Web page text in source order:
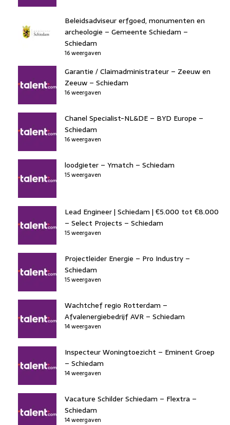
Beleidsadviseur erfgoed, monumenten en
archeologie – Gemeente Schiedam –
Schiedam
16 weergaven
Garantie / Claimadministrateur – Zeeuw en
Zeeuw – Schiedam
16 weergaven
Chanel Specialist-NL&DE – BYD Europe –
Schiedam
16 weergaven
loodgieter – Ymatch – Schiedam
15 weergaven
Lead Engineer | Schiedam | €5.000 tot €8.000
– Select Projects – Schiedam
15 weergaven
Projectleider Energie – Pro Industry –
Schiedam
15 weergaven
Wachtchef regio Rotterdam –
Afvalenergiebedrijf AVR – Schiedam
14 weergaven
Inspecteur Woningtoezicht – Eminent Groep
– Schiedam
14 weergaven
Vacature Schilder Schiedam – Flextra –
Schiedam
14 weergaven